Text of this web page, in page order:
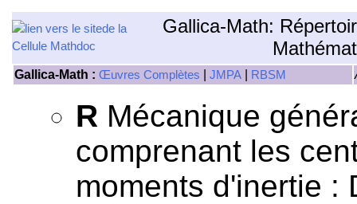
Gallica-Math:
Gallica-Math : Œuvres Complètes JMPA RBSM
R Mécanique
comprenant les
moments d'inertie :